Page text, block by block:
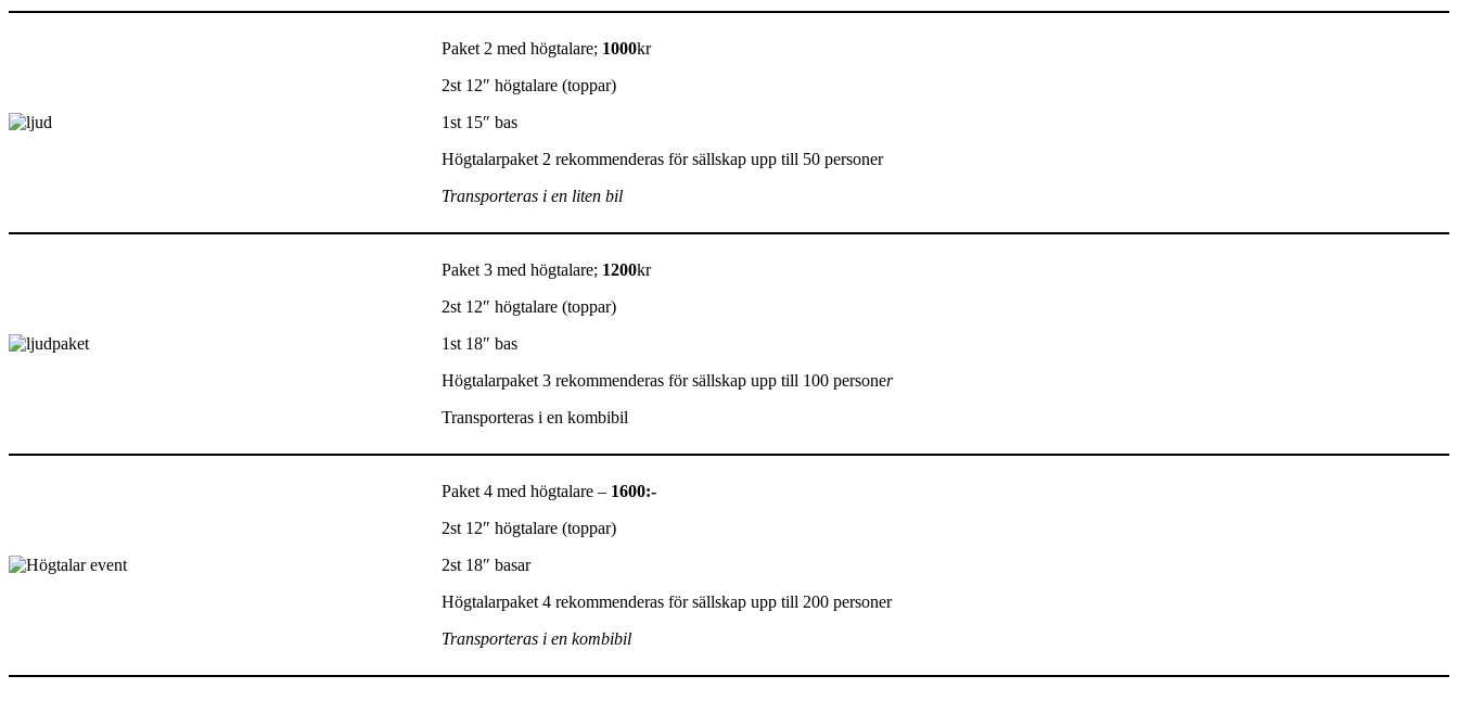
Paket 2 med högtalare; 1000kr
2st 12″ högtalare (toppar)
1st 15″ bas
Högtalarpaket 2 rekommenderas för sällskap upp till 50 personer
Transporteras i en liten bil
Paket 3 med högtalare; 1200kr
2st 12″ högtalare (toppar)
1st 18″ bas
Högtalarpaket 3 rekommenderas för sällskap upp till 100 personer
Transporteras i en kombibil
Paket 4 med högtalare – 1600:-
2st 12″ högtalare (toppar)
2st 18″ basar
Högtalarpaket 4 rekommenderas för sällskap upp till 200 personer
Transporteras i en kombibil